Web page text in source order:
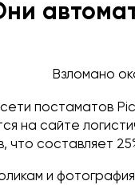
Взломано
постаматов
на сайте
что составляет
и